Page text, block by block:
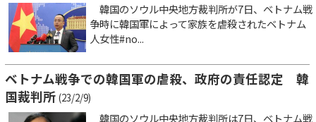
韓国のソウル中央地方裁判所が7日、ベトナム戦
争時に韓国軍によって家族を虐殺されたベトナム
人女性#no...
ベトナム戦争での韓国軍の虐殺、政府の責任認定 韓
国裁判所 (23/2/9)
韓国のソウル中央地方裁判所は7日、ベトナム戦